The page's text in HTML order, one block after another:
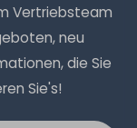
Vertriebsteam
neu
die Sie
Sie's!